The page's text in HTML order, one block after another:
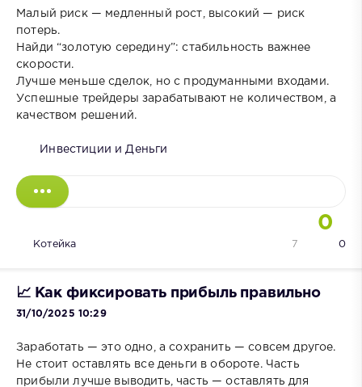
Малый риск — медленный рост, высокий — риск
потерь.
Найди “золотую середину”: стабильность важнее
скорости.
Лучше меньше сделок, но с продуманными входами.
Успешные трейдеры зарабатывают не количеством, а
качеством решений.
Инвестиции и Деньги
0
Котейка 0
7
📈 Как фиксировать прибыль правильно
31/10/2025 10:29
Заработать — это одно, а сохранить — совсем другое.
Не стоит оставлять все деньги в обороте. Часть
прибыли лучше выводить, часть — оставлять для